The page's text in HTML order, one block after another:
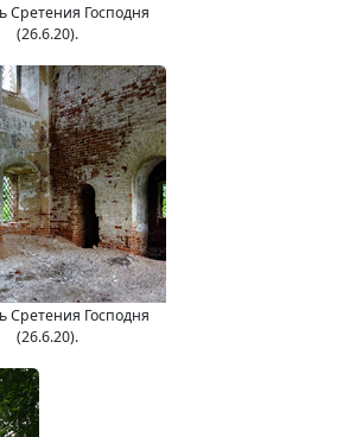
Сретения Господня
(26.6.20).
Сретения Господня
(26.6.20).